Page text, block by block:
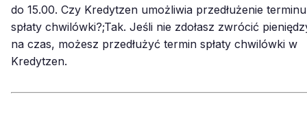
do 15.00. Czy Kredytzen umożliwia przedłużenie terminu
spłaty chwilówki?;Tak. Jeśli nie zdołasz zwrócić
na czas, możesz przedłużyć termin spłaty chwilówki w
Kredytzen.